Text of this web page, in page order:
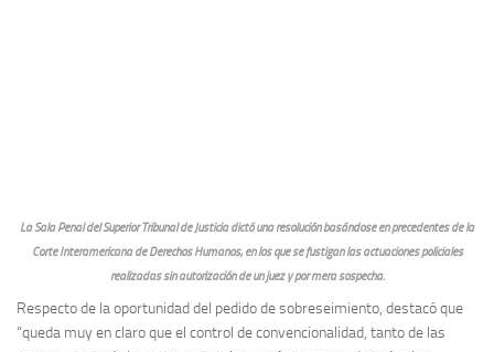
La Sala Penal del Superior Tribunal de Justicia dictó una resolución basándose en precedentes de la
Corte Interamericana de Derechos Humanos, en los que se fustigan las actuaciones policiales
realizadas sin autorización de un juez y por mera sospecha.
Respecto de la oportunidad del pedido de sobreseimiento, destacó que
“queda muy en claro que el control de convencionalidad, tanto de las